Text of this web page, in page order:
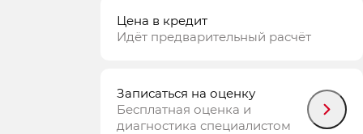
Цена в кредит
Идёт предварительный расчёт
Записаться на оценку
Бесплатная оценка и
диагностика специалистом